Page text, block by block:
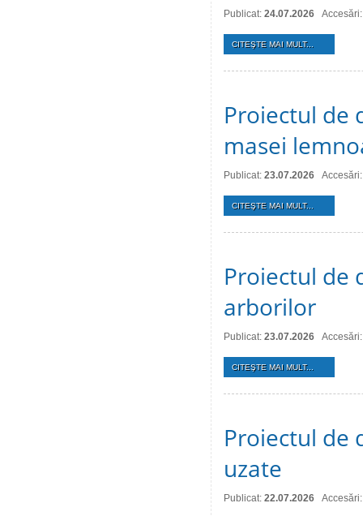
Publicat: 24.07.2026
CITEŞTE MAI MULT...
Proiectul de
masei
Publicat: 23.07.2026
CITEŞTE MAI MULT...
Proiectul de
arborilor
Publicat: 23.07.2026
CITEŞTE MAI MULT...
Proiectul de
uzate
Publicat: 22.07.2026